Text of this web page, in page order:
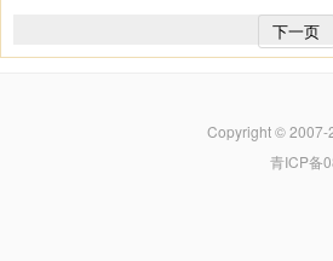
下一页
Copyright © 2007-
青ICP备